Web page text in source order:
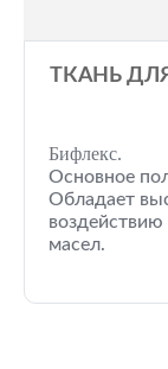
ТКАНЬ
Бифлекс.
Основное
Обладает
воздействию
масел.